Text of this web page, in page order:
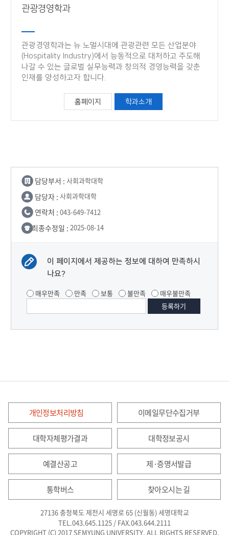
관광경영학과
관광경영학과는 뉴 노멀시대에 관광관련 모든 산업분야
(Hospitality Industry)에서 능동적으로 대처하고 주도해
나갈 수 있는 글로벌 실무능력과 창의적 경영능력을 갖춘
인재를 양성하고자 합니다.
홈페이지 학과소개
담당부서 : 사회과학대학
담당자 : 사회과학대학
연락처 : 043-649-7412
최종수정일 : 2025-08-14
이 페이지에서 제공하는 정보에 대하여 만족하시
나요?
매우만족 만족 보통 불만족 매우불만족
개인정보처리방침 이메일무단수집거부
대학자체평가결과 대학정보공시
예결산공고 제·증명서발급
통학버스 찾아오시는 길
27136 충청북도 제천시 세명로 65 (신월동) 세명대학교
TEL.043.645.1125 / FAX.043.644.2111
COPYRIGHT (C) 2017 SEMYUNG UNIVERSITY. ALL RIGHTS RESERVED.